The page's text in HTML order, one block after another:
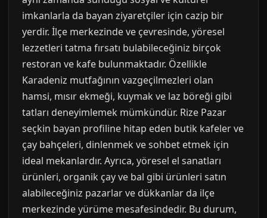
imkanlarla da bayan ziyaretçiler için cazip bir
yerdir. İlçe merkezinde ve çevresinde, yöresel
lezzetleri tatma fırsatı bulabileceğiniz birçok
restoran ve kafe bulunmaktadır. Özellikle
Karadeniz mutfağının vazgeçilmezleri olan
hamsi, mısır ekmeği, kuymak ve laz böreği gibi
tatları deneyimlemek mümkündür. Rize Pazar
seçkin bayan profiline hitap eden butik kafeler ve
çay bahçeleri, dinlenmek ve sohbet etmek için
ideal mekanlardır. Ayrıca, yöresel el sanatları
ürünleri, organik çay ve bal gibi ürünleri satın
alabileceğiniz pazarlar ve dükkanlar da ilçe
merkezinde yürüme mesafesindedir. Bu durum,